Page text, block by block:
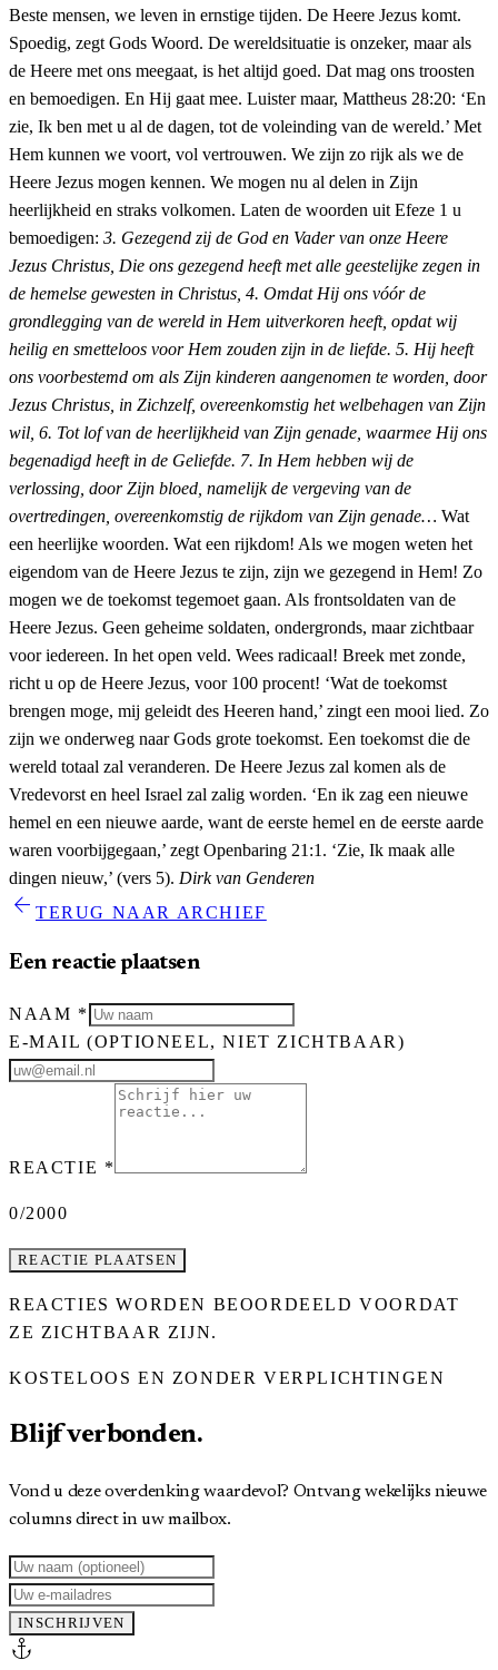
Beste mensen, we leven in ernstige tijden. De Heere Jezus komt.
Spoedig, zegt Gods Woord. De wereldsituatie is onzeker, maar als
de Heere met ons meegaat, is het altijd goed. Dat mag ons troosten
en bemoedigen. En Hij gaat mee. Luister maar, Mattheus 28:20: ‘En
zie, Ik ben met u al de dagen, tot de voleinding van de wereld.’ Met
Hem kunnen we voort, vol vertrouwen. We zijn zo rijk als we de
Heere Jezus mogen kennen. We mogen nu al delen in Zijn
heerlijkheid en straks volkomen. Laten de woorden uit Efeze 1 u
bemoedigen: 3. Gezegend zij de God en Vader van onze Heere
Jezus Christus, Die ons gezegend heeft met alle geestelijke zegen in
de hemelse gewesten in Christus, 4. Omdat Hij ons vóór de
grondlegging van de wereld in Hem uitverkoren heeft, opdat wij
heilig en smetteloos voor Hem zouden zijn in de liefde. 5. Hij heeft
ons voorbestemd om als Zijn kinderen aangenomen te worden, door
Jezus Christus, in Zichzelf, overeenkomstig het welbehagen van Zijn
wil, 6. Tot lof van de heerlijkheid van Zijn genade, waarmee Hij ons
begenadigd heeft in de Geliefde. 7. In Hem hebben wij de
verlossing, door Zijn bloed, namelijk de vergeving van de
overtredingen, overeenkomstig de rijkdom van Zijn genade… Wat
een heerlijke woorden. Wat een rijkdom! Als we mogen weten het
eigendom van de Heere Jezus te zijn, zijn we gezegend in Hem! Zo
mogen we de toekomst tegemoet gaan. Als frontsoldaten van de
Heere Jezus. Geen geheime soldaten, ondergronds, maar zichtbaar
voor iedereen. In het open veld. Wees radicaal! Breek met zonde,
richt u op de Heere Jezus, voor 100 procent! ‘Wat de toekomst
brengen moge, mij geleidt des Heeren hand,’ zingt een mooi lied. Zo
zijn we onderweg naar Gods grote toekomst. Een toekomst die de
wereld totaal zal veranderen. De Heere Jezus zal komen als de
Vredevorst en heel Israel zal zalig worden. ‘En ik zag een nieuwe
hemel en een nieuwe aarde, want de eerste hemel en de eerste aarde
waren voorbijgegaan,’ zegt Openbaring 21:1. ‘Zie, Ik maak alle
dingen nieuw,’ (vers 5). Dirk van Genderen
arrow_back TERUG NAAR ARCHIEF
Een reactie plaatsen
NAAM *
E-MAIL(OPTIONEEL, NIET ZICHTBAAR)
REACTIE *
0/2000
REACTIE PLAATSEN
REACTIES WORDEN BEOORDEELD VOORDAT
ZE ZICHTBAAR ZIJN.
KOSTELOOS EN ZONDER VERPLICHTINGEN
Blijf verbonden.
Vond u deze overdenking waardevol? Ontvang wekelijks nieuwe
columns direct in uw mailbox.
INSCHRIJVEN
anchor